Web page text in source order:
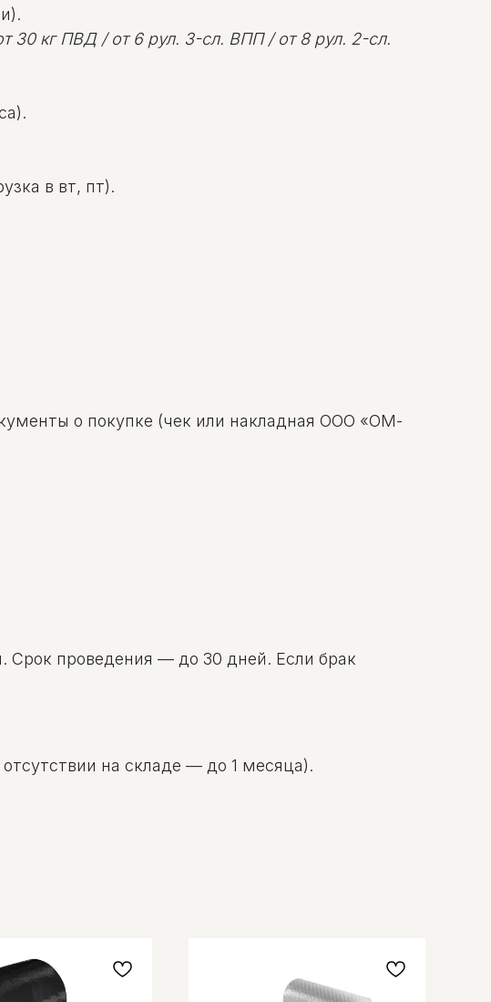
30 кг ПВД / от 6 рул. 3-сл. ВПП / от 8 рул. 2-сл.
в вт, пт).
о покупке (чек или накладная ООО «ОМ-
Срок проведения — до 30 дней. Если брак
на складе — до 1 месяца).